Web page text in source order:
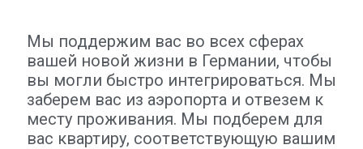
Мы поддержим вас во всех сферах
вашей новой жизни в Германии, чтобы
вы могли быстро интегрироваться. Мы
заберем вас из аэропорта и отвезем к
месту проживания. Мы подберем для
вас квартиру, соответствующую вашим